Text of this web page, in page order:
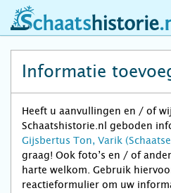
schaatshistorie.nl
Informatie
Heeft u aanvullingen en / of
Schaatshistorie.nl geboden
Gijsbertus Ton, Varik
graag! Ook foto’s en / of
harte welkom. Gebruik
reactieformulier om uw